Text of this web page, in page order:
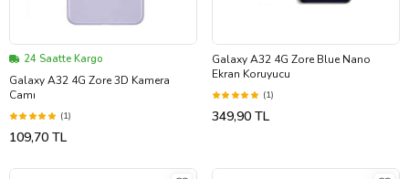
24 Saatte Kargo
Galaxy A32 4G Zore 3D Kamera
Camı
(1)
109,70 TL
Galaxy A32 4G Zore Blue Nano
Ekran Koruyucu
(1)
349,90 TL